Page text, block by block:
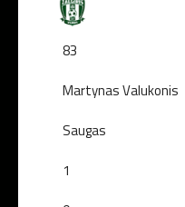
83
Martynas Valukonis
Saugas
1